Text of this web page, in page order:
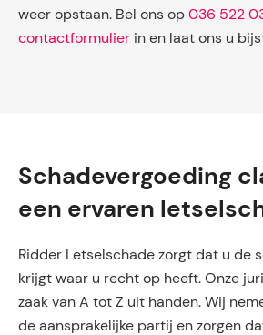
weer opstaan. Bel ons op 036 522
contactformulier in en laat ons u
Schadevergoeding
een ervaren
Ridder Letselschade zorgt dat u de
krijgt waar u recht op heeft. Onze
zaak van A tot Z uit handen. Wij
de aansprakelijke partij en zorgen